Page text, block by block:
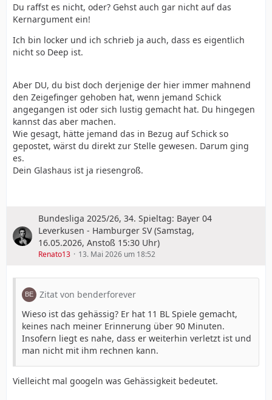
Du raffst es nicht, oder? Gehst auch gar nicht auf das
Kernargument ein!
Ich bin locker und ich schrieb ja auch, dass es eigentlich
nicht so Deep ist.
Aber DU, du bist doch derjenige der hier immer mahnend
den Zeigefinger gehoben hat, wenn jemand Schick
angegangen ist oder sich lustig gemacht hat. Du hingegen
kannst das aber machen.
Wie gesagt, hätte jemand das in Bezug auf Schick so
gepostet, wärst du direkt zur Stelle gewesen. Darum ging
es.
Dein Glashaus ist ja riesengroß.
Bundesliga 2025/26, 34. Spieltag: Bayer 04
Leverkusen - Hamburger SV (Samstag,
16.05.2026, Anstoß 15:30 Uhr)
Renato13 13. Mai 2026 um 18:52
Zitat von benderforever
Wieso ist das gehässig? Er hat 11 BL Spiele gemacht,
keines nach meiner Erinnerung über 90 Minuten.
Insofern liegt es nahe, dass er weiterhin verletzt ist und
man nicht mit ihm rechnen kann.
Vielleicht mal googeln was Gehässigkeit bedeutet.